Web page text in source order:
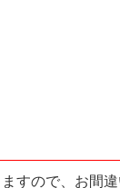
すので、お間違